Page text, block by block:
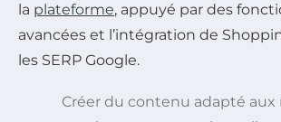
la plateforme, appuyé par des
avancées et l’intégration de
les SERP Google.
Créer du contenu adapté aux